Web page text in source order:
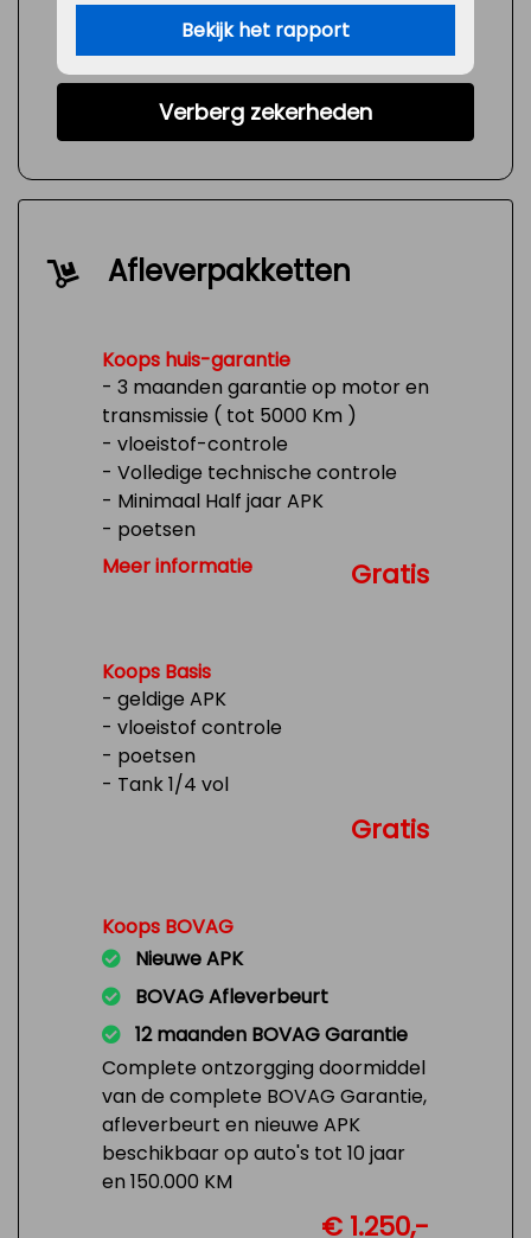
Bekijk het rapport
Verberg zekerheden
Afleverpakketten
Koops huis-garantie
- 3 maanden garantie op motor en
transmissie ( tot 5000 Km )
- vloeistof-controle
- Volledige technische controle
- Minimaal Half jaar APK
- poetsen
- Tank 1/4 vol
Meer informatie Gratis
Koops Basis
- geldige APK
- vloeistof controle
- poetsen
- Tank 1/4 vol
Gratis
Koops BOVAG
Nieuwe APK
BOVAG Afleverbeurt
12 maanden BOVAG Garantie
Complete ontzorgging doormiddel
van de complete BOVAG Garantie,
afleverbeurt en nieuwe APK
beschikbaar op auto's tot 10 jaar
en 150.000 KM
€ 1.250,-